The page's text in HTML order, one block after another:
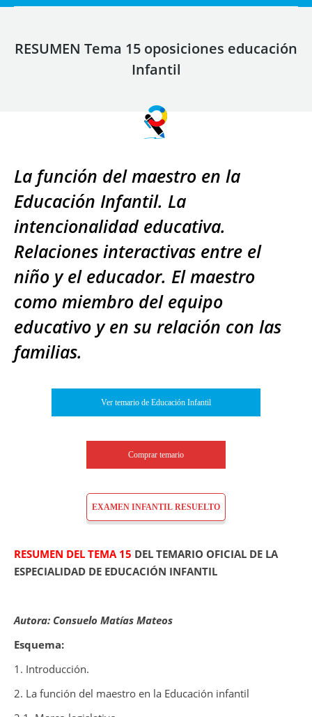
RESUMEN Tema 15 oposiciones educación
Infantil
La función del maestro en la
Educación Infantil. La
intencionalidad educativa.
Relaciones interactivas entre el
niño y el educador. El maestro
como miembro del equipo
educativo y en su relación con las
familias.
Ver temario de Educación Infantil
Comprar temario
EXAMEN INFANTIL RESUELTO
RESUMEN DEL TEMA 15 DEL TEMARIO OFICIAL DE LA
ESPECIALIDAD DE EDUCACIÓN INFANTIL
Autora: Consuelo Matías Mateos
Esquema:
1. Introducción.
2. La función del maestro en la Educación infantil